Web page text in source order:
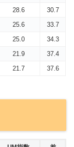
28.6
30.7
25.6
33.7
25.0
34.3
21.9
37.4
21.7 37.6